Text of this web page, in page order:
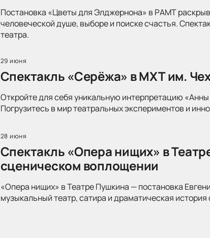
Постановка «Цветы для Элджернона» в РАМТ
человеческой душе, выборе и поиске счастья.
театра.
29 июня
Спектакль «Серёжа» в МХТ им.
Откройте для себя уникальную интерпретацию
Погрузитесь в мир театральных экспериментов и
28 июня
Спектакль «Опера нищих» в
сценическом воплощении
«Опера нищих» в Театре Пушкина — постановка
музыкальный театр, сатира и драматическая